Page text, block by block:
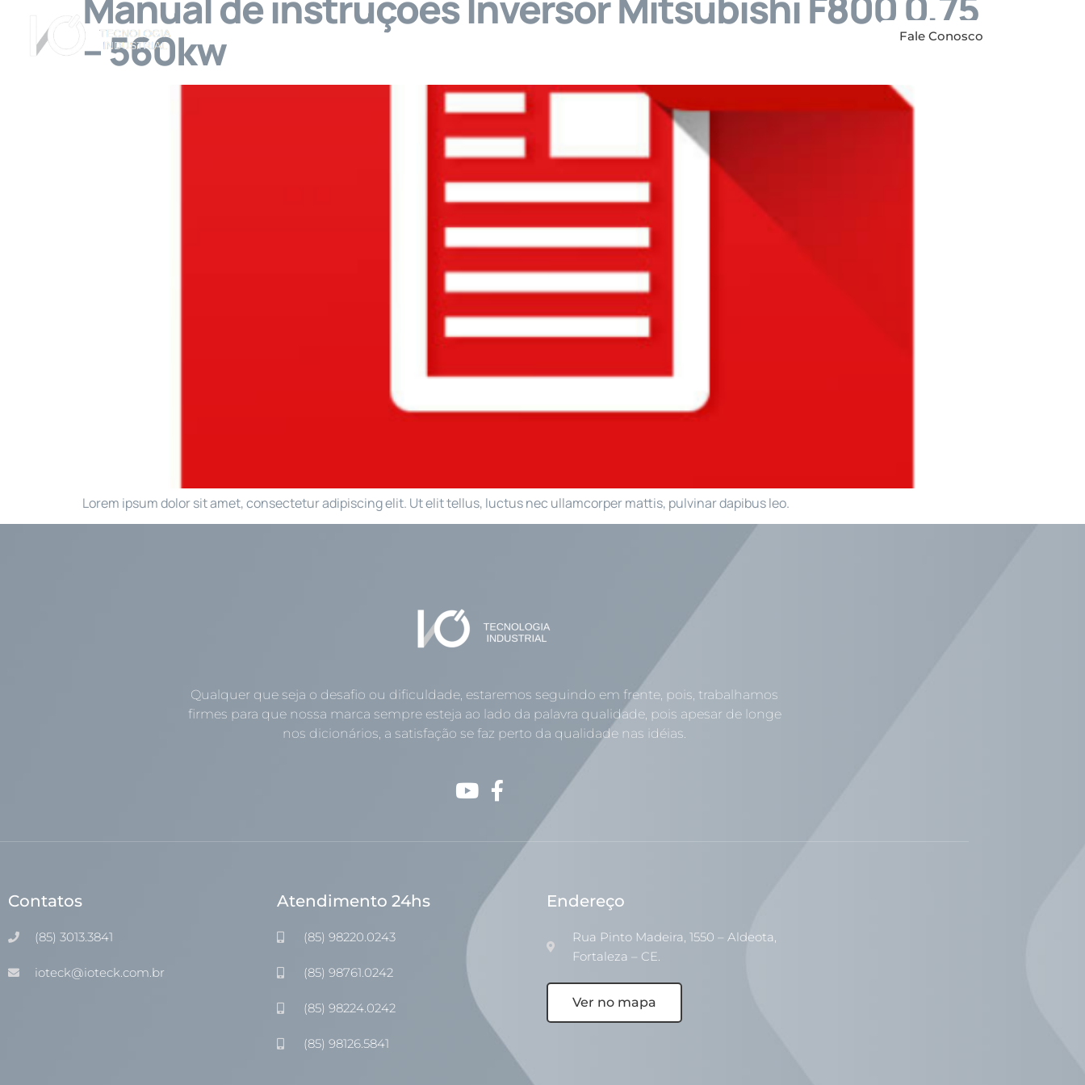
Serviços Fale Conosco
– 560kw
Lorem ipsum dolor sit amet, consectetur adipiscing elit. Ut elit tellus, luctus nec ullamcorper mattis, pulvinar dapibus leo.
Qualquer que seja o desafio ou dificuldade, estaremos seguindo em frente, pois, trabalhamos
firmes para que nossa marca sempre esteja ao lado da palavra qualidade, pois apesar de longe
nos dicionários, a satisfação se faz perto da qualidade nas idéias.
Contatos
(85) 3013.3841
ioteck@ioteck.com.br
Atendimento 24hs
(85) 98220.0243
(85) 98761.0242
(85) 98224.0242
(85) 98126.5841
Endereço
Rua Pinto Madeira, 1550 – Aldeota,
Fortaleza – CE.
Ver no mapa